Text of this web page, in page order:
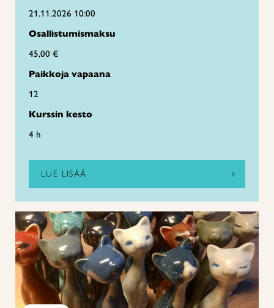
21.11.2026 10:00
Osallistumismaksu
45,00 €
Paikkoja vapaana
12
Kurssin kesto
4 h
LUE LISÄÄ